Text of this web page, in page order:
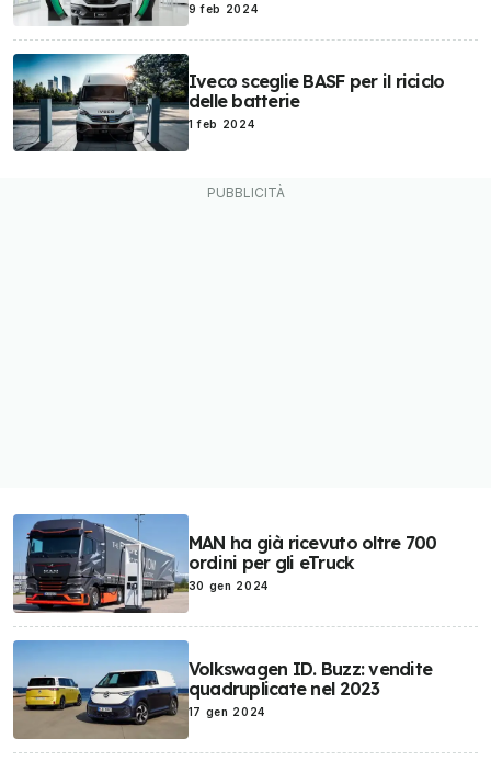
9 feb 2024
Iveco sceglie BASF per il riciclo
delle batterie
1 feb 2024
MAN ha già ricevuto oltre 700
ordini per gli eTruck
30 gen 2024
Volkswagen ID. Buzz: vendite
quadruplicate nel 2023
17 gen 2024